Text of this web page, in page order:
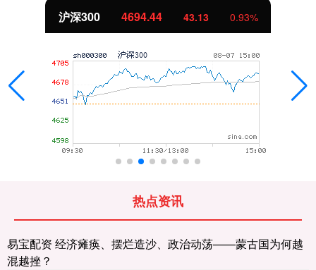
北证50 1134.24 11.37 1.01%
热点资讯
易宝配资 经济瘫痪、摆烂造沙、政治动荡——蒙古国为何越
混越挫？